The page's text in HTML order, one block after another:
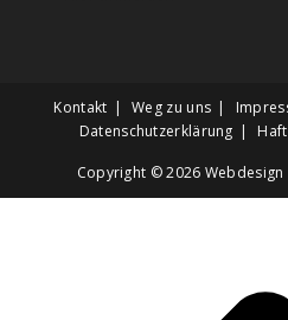
Kontakt Weg zu uns
Datenschutzerklärung
Copyright © 2026